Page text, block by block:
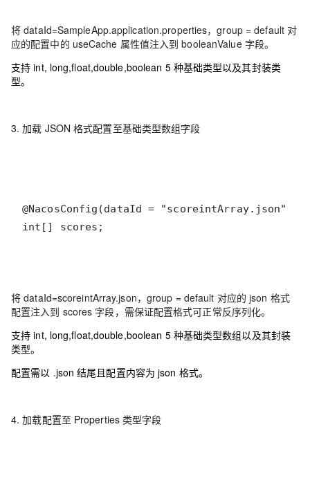
将 dataId=SampleApp.application.properties，group = default 对
应的配置中的 useCache 属性值注入到 booleanValue 字段。
支持 int, long,float,double,boolean 5 种基础类型以及其封装类
型。
3. 加载 JSON 格式配置至基础类型数组字段
int[] scores;
将 dataId=scoreintArray.json，group = default 对应的 json 格式
配置注入到 scores 字段，需保证配置格式可正常反序列化。
支持 int, long,float,double,boolean 5 种基础类型数组以及其封装
类型。
配置需以 .json 结尾且配置内容为 json 格式。
4. 加载配置至 Properties 类型字段